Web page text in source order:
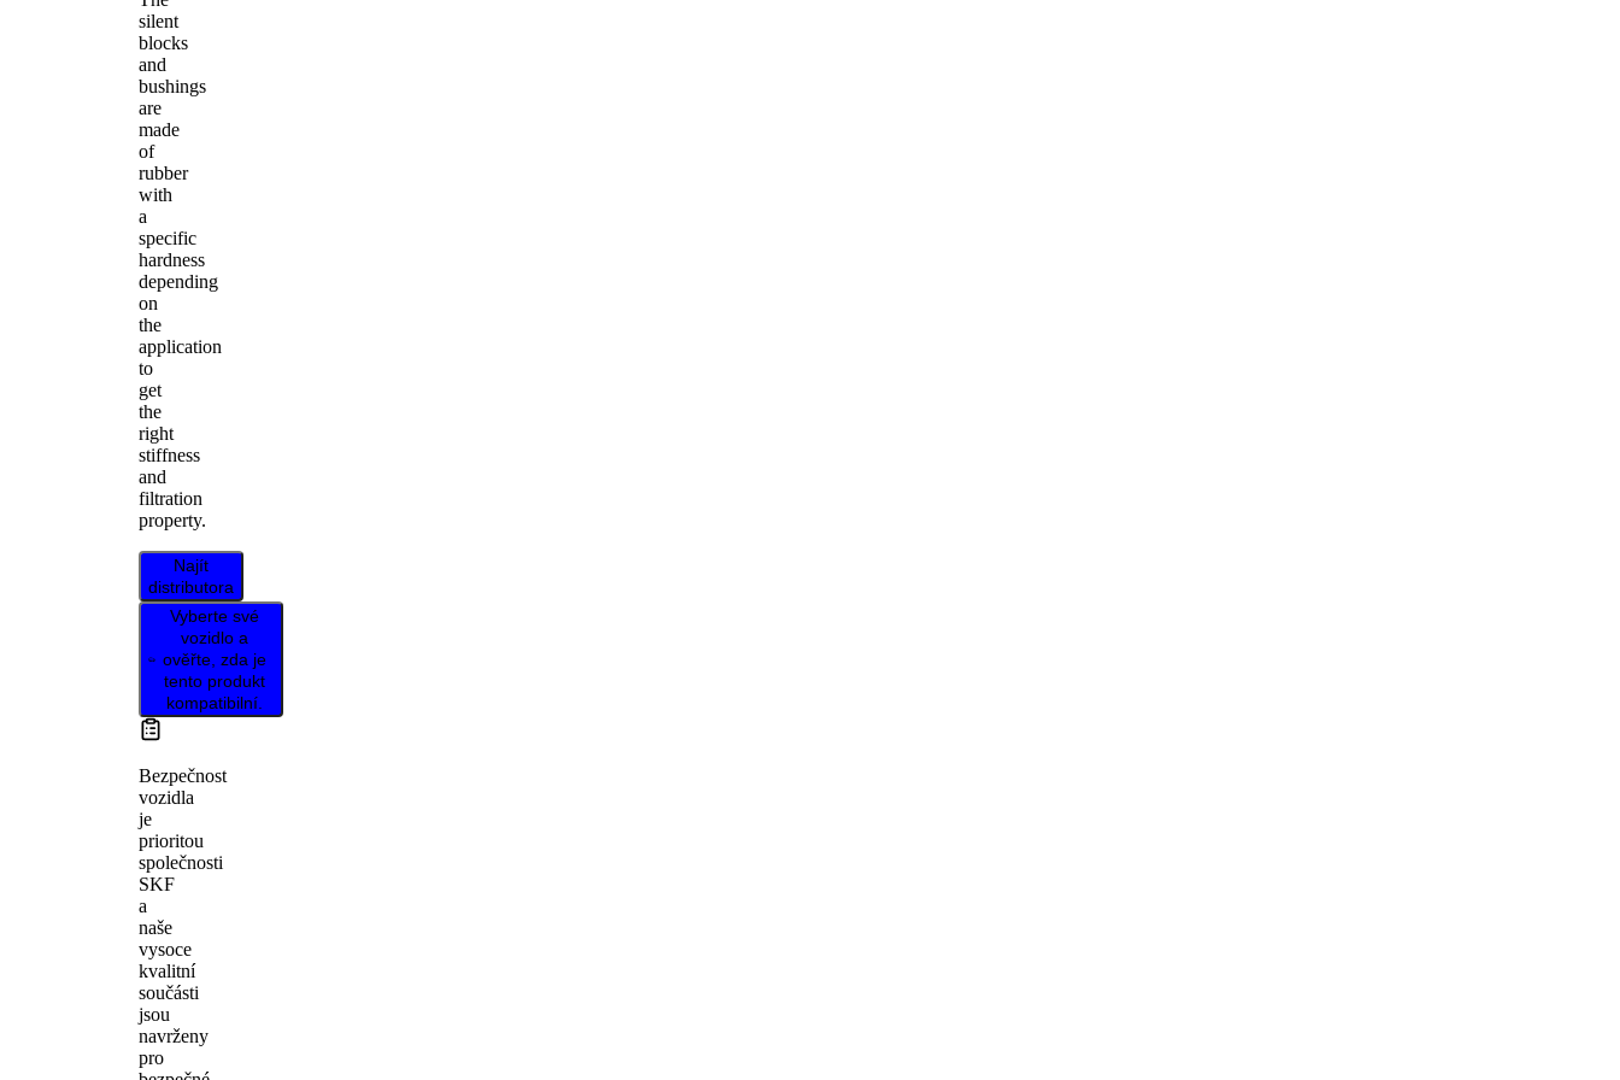
silent
blocks
and
bushings
are
made
of
rubber
with
a
specific
hardness
depending
on
the
application
to
get
the
right
stiffness
and
filtration
property.
Najít
distributora
Vyberte své
vozidlo a
ověřte, zda je
tento produkt
kompatibilní.
Bezpečnost
vozidla
je
prioritou
společnosti
SKF
a
naše
vysoce
kvalitní
součásti
jsou
navrženy
pro